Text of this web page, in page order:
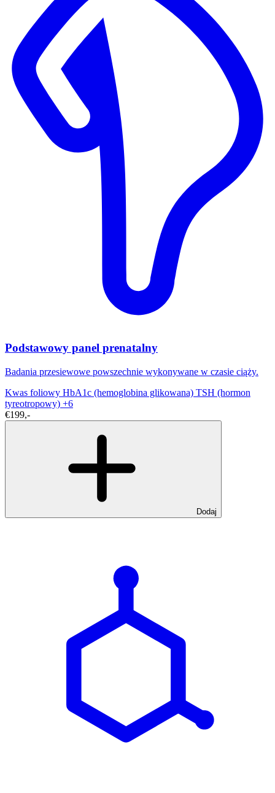
Podstawowy panel prenatalny
Badania przesiewowe powszechnie wykonywane w czasie ciąży.
Kwas foliowy HbA1c (hemoglobina glikowana) TSH (hormon
tyreotropowy) +6
€199,-
Dodaj